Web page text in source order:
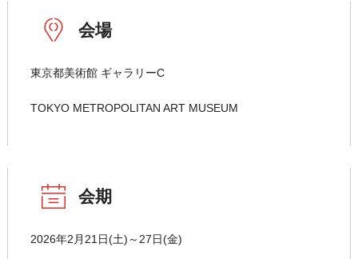
会場
東京都美術館 ギャラリーC
TOKYO METROPOLITAN ART MUSEUM
会期
2026年2月21日(土)～27日(金)